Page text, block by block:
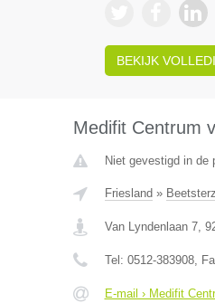
BEKIJK
Medifit Centrum
Niet gevestigd in de
Friesland »
Van Lyndenlaan 7,
Tel: 0512-383908,
E-mail › Medifit